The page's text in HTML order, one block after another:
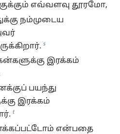
எவ்வளவு தூரமோ,
நம்முடைய
s
இரக்கம்
பயந்து
இரக்கம்
t
என்பதை